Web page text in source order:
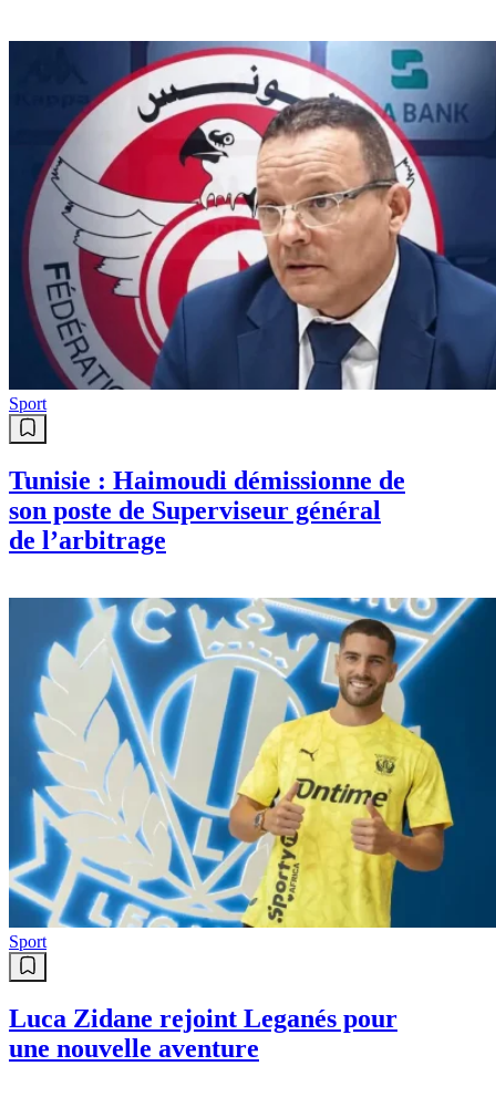
Sport
Tunisie : Haimoudi démissionne de
son poste de Superviseur général
de l’arbitrage
Sport
Luca Zidane rejoint Leganés pour
une nouvelle aventure